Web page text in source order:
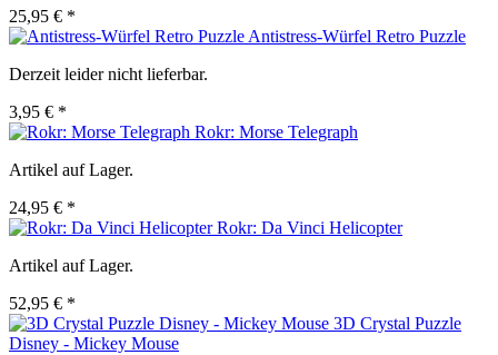
25,95 € *
Antistress-Würfel Retro Puzzle
Derzeit leider nicht lieferbar.
3,95 € *
Rokr: Morse Telegraph
Artikel auf Lager.
24,95 € *
Rokr: Da Vinci Helicopter
Artikel auf Lager.
52,95 € *
3D Crystal Puzzle
Disney - Mickey Mouse